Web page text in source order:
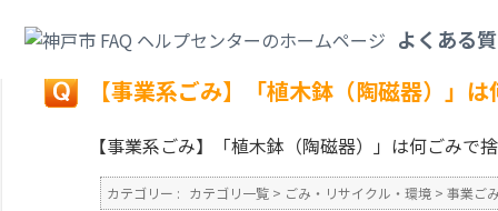
よくある
戻る
【事業系ごみ】「植木鉢（陶磁器）」
【事業系ごみ】「植木鉢（陶磁器）」は何ごみで
カテゴリー : カテゴリ一覧 > ごみ・リサイクル・環境 > 事業ご